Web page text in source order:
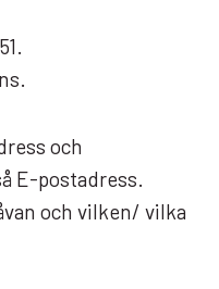
och
E-postadress.
och vilken/ vilka